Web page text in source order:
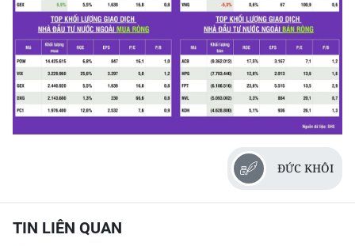
Media Thể thao
Media Giáo dục
Media Y tế
Ảnh
Infographic
ĐỨC KHÔI
TIN LIÊN QUAN